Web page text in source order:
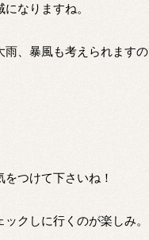
なりますね。
、暴風も考えられますの
つけて下さいね！
クしに行くのが楽しみ。